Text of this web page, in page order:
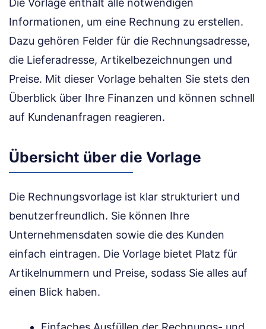
Die Vorlage enthält alle notwendigen
Informationen, um eine Rechnung zu erstellen.
Dazu gehören Felder für die Rechnungsadresse,
die Lieferadresse, Artikelbezeichnungen und
Preise. Mit dieser Vorlage behalten Sie stets den
Überblick über Ihre Finanzen und können schnell
auf Kundenanfragen reagieren.
Übersicht über die Vorlage
Die Rechnungsvorlage ist klar strukturiert und
benutzerfreundlich. Sie können Ihre
Unternehmensdaten sowie die des Kunden
einfach eintragen. Die Vorlage bietet Platz für
Artikelnummern und Preise, sodass Sie alles auf
einen Blick haben.